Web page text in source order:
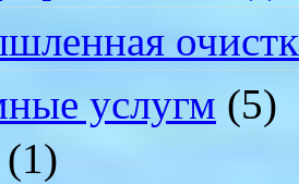
услугм (5)
(1)